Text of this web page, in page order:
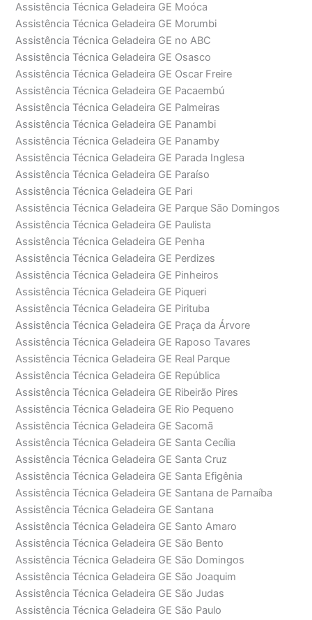
Assistência Técnica Geladeira GE Moóca
Assistência Técnica Geladeira GE Morumbi
Assistência Técnica Geladeira GE no ABC
Assistência Técnica Geladeira GE Osasco
Assistência Técnica Geladeira GE Oscar Freire
Assistência Técnica Geladeira GE Pacaembú
Assistência Técnica Geladeira GE Palmeiras
Assistência Técnica Geladeira GE Panambi
Assistência Técnica Geladeira GE Panamby
Assistência Técnica Geladeira GE Parada Inglesa
Assistência Técnica Geladeira GE Paraíso
Assistência Técnica Geladeira GE Pari
Assistência Técnica Geladeira GE Parque São Domingos
Assistência Técnica Geladeira GE Paulista
Assistência Técnica Geladeira GE Penha
Assistência Técnica Geladeira GE Perdizes
Assistência Técnica Geladeira GE Pinheiros
Assistência Técnica Geladeira GE Piqueri
Assistência Técnica Geladeira GE Pirituba
Assistência Técnica Geladeira GE Praça da Árvore
Assistência Técnica Geladeira GE Raposo Tavares
Assistência Técnica Geladeira GE Real Parque
Assistência Técnica Geladeira GE República
Assistência Técnica Geladeira GE Ribeirão Pires
Assistência Técnica Geladeira GE Rio Pequeno
Assistência Técnica Geladeira GE Sacomã
Assistência Técnica Geladeira GE Santa Cecília
Assistência Técnica Geladeira GE Santa Cruz
Assistência Técnica Geladeira GE Santa Efigênia
Assistência Técnica Geladeira GE Santana de Parnaíba
Assistência Técnica Geladeira GE Santana
Assistência Técnica Geladeira GE Santo Amaro
Assistência Técnica Geladeira GE São Bento
Assistência Técnica Geladeira GE São Domingos
Assistência Técnica Geladeira GE São Joaquim
Assistência Técnica Geladeira GE São Judas
Assistência Técnica Geladeira GE São Paulo